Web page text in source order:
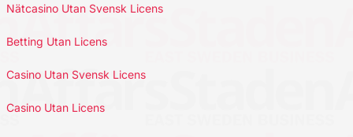
Nätcasino Utan Svensk Licens
Betting Utan Licens
Casino Utan Svensk Licens
Casino Utan Licens